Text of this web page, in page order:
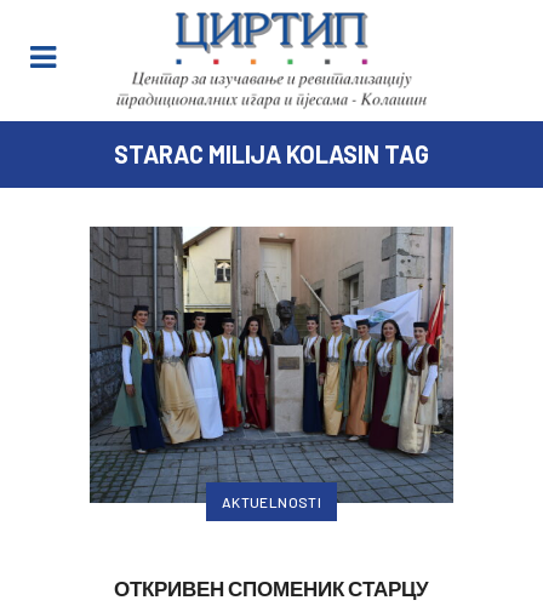
STARAC MILIJA KOLASIN TAG
AKTUELNOSTI
ОТКРИВЕН СПОМЕНИК СТАРЦУ